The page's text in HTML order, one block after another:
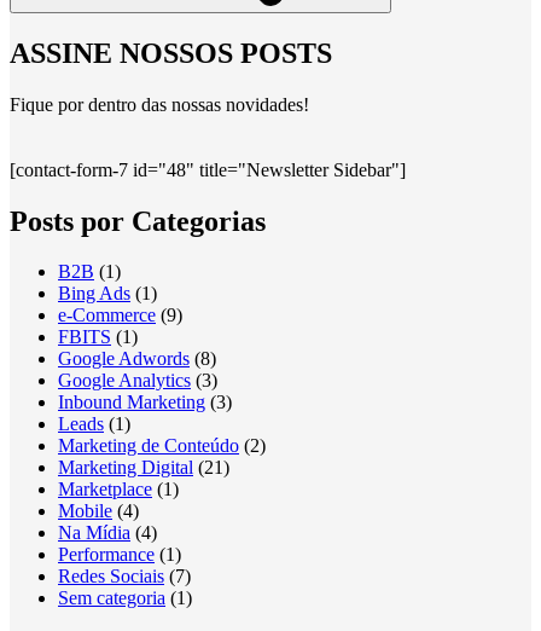
ASSINE NOSSOS POSTS
Fique por dentro das nossas novidades!
[contact-form-7 id="48" title="Newsletter Sidebar"]
Posts por Categorias
B2B (1)
Bing Ads (1)
e-Commerce (9)
FBITS (1)
Google Adwords (8)
Google Analytics (3)
Inbound Marketing (3)
Leads (1)
Marketing de Conteúdo (2)
Marketing Digital (21)
Marketplace (1)
Mobile (4)
Na Mídia (4)
Performance (1)
Redes Sociais (7)
Sem categoria (1)